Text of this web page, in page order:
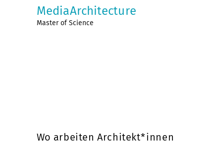
MediaArchitecture
Master of Science
Wo arbeiten Architekt*innen